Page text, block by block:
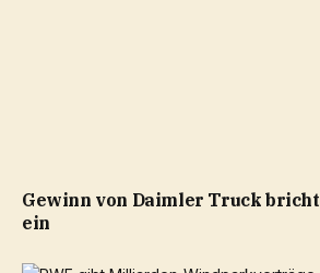
Gewinn von Daimler Truck bricht
ein